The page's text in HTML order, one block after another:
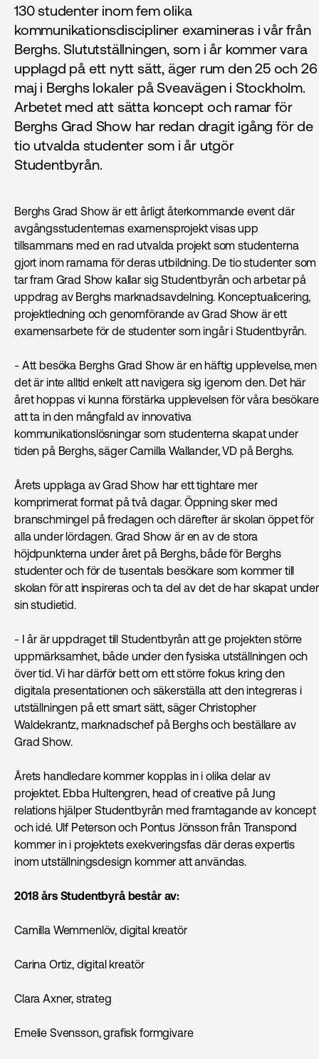
130 studenter inom fem olika
kommunikationsdiscipliner examineras i vår från
Berghs. Slututställningen, som i år kommer vara
upplagd på ett nytt sätt, äger rum den 25 och 26
maj i Berghs lokaler på Sveavägen i Stockholm.
Arbetet med att sätta koncept och ramar för
Berghs Grad Show har redan dragit igång för de
tio utvalda studenter som i år utgör
Studentbyrån.
Berghs Grad Show är ett årligt återkommande event där
avgångsstudenternas examensprojekt visas upp
tillsammans med en rad utvalda projekt som studenterna
gjort inom ramarna för deras utbildning. De tio studenter som
tar fram Grad Show kallar sig Studentbyrån och arbetar på
uppdrag av Berghs marknadsavdelning. Konceptualicering,
projektledning och genomförande av Grad Show är ett
examensarbete för de studenter som ingår i Studentbyrån.
- Att besöka Berghs Grad Show är en häftig upplevelse, men
det är inte alltid enkelt att navigera sig igenom den. Det här
året hoppas vi kunna förstärka upplevelsen för våra besökare
att ta in den mångfald av innovativa
kommunikationslösningar som studenterna skapat under
tiden på Berghs, säger Camilla Wallander, VD på Berghs.
Årets upplaga av Grad Show har ett tightare mer
komprimerat format på två dagar. Öppning sker med
branschmingel på fredagen och därefter är skolan öppet för
alla under lördagen. Grad Show är en av de stora
höjdpunkterna under året på Berghs, både för Berghs
studenter och för de tusentals besökare som kommer till
skolan för att inspireras och ta del av det de har skapat under
sin studietid.
- I år är uppdraget till Studentbyrån att ge projekten större
uppmärksamhet, både under den fysiska utställningen och
över tid. Vi har därför bett om ett större fokus kring den
digitala presentationen och säkerställa att den integreras i
utställningen på ett smart sätt, säger Christopher
Waldekrantz, marknadschef på Berghs och beställare av
Grad Show.
Årets handledare kommer kopplas in i olika delar av
projektet. Ebba Hultengren, head of creative på Jung
relations hjälper Studentbyrån med framtagande av koncept
och idé. Ulf Peterson och Pontus Jönsson från Transpond
kommer in i projektets exekveringsfas där deras expertis
inom utställningsdesign kommer att användas.
2018 års Studentbyrå består av:
Camilla Wemmenlöv, digital kreatör
Carina Ortiz, digital kreatör
Clara Axner, strateg
Emelie Svensson, grafisk formgivare